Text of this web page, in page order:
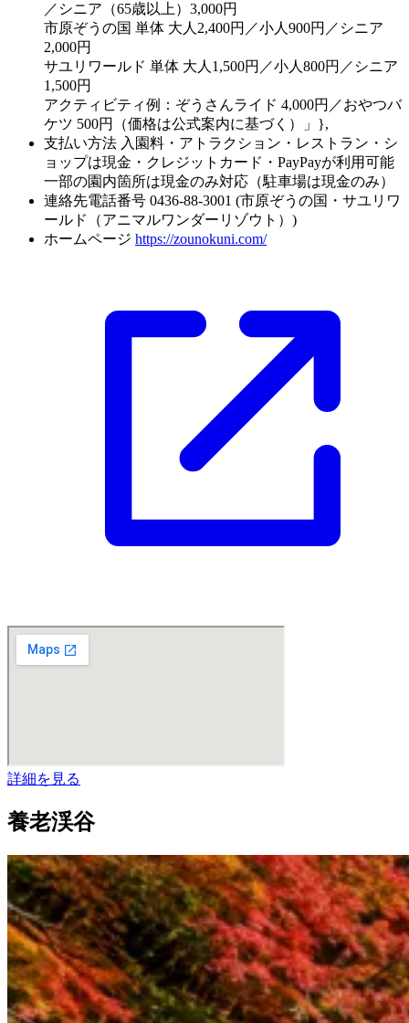
／シニア（65歳以上）3,000円
市原ぞうの国 単体 大人2,400円／小人900円／シニア
2,000円
サユリワールド 単体 大人1,500円／小人800円／シニア
1,500円
アクティビティ例：ぞうさんライド 4,000円／おやつバ
ケツ 500円（価格は公式案内に基づく）」},
支払い方法 入園料・アトラクション・レストラン・シ
ョップは現金・クレジットカード・PayPayが利用可能
一部の園内箇所は現金のみ対応（駐車場は現金のみ）
連絡先電話番号 0436-88-3001 (市原ぞうの国・サユリワ
ールド（アニマルワンダーリゾウト）)
ホームページ https://zounokuni.com/
詳細を見る
養老渓谷